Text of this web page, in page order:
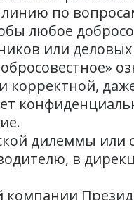
по
любое
или
дилеммы
в
компании